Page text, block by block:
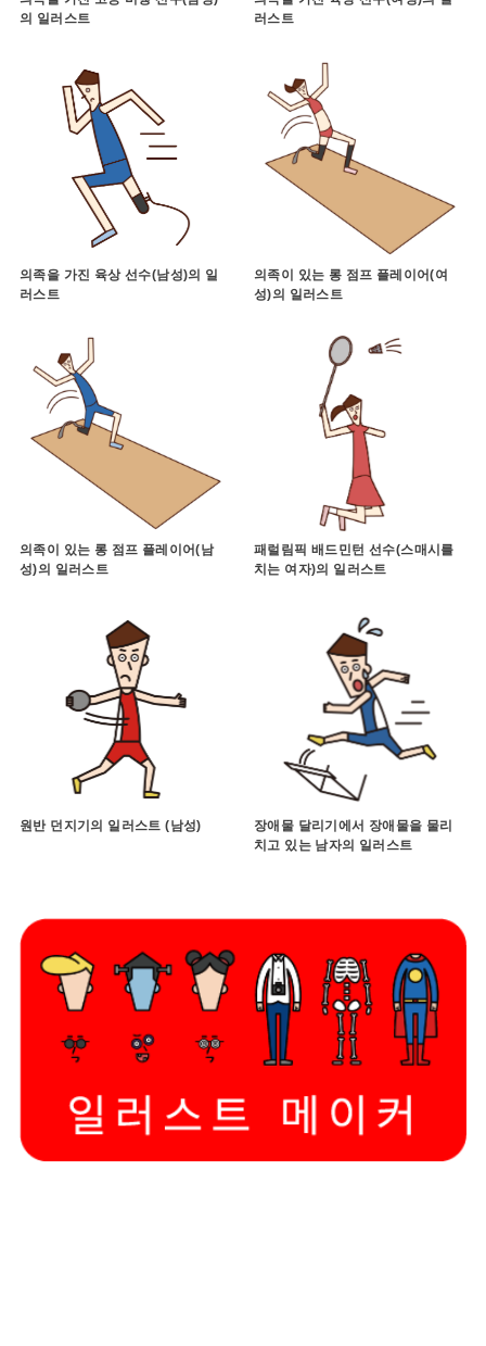
의 일러스트
러스트
의족을 가진 육상 선수(남성)의 일
러스트
의족이 있는 롱 점프 플레이어(여
성)의 일러스트
의족이 있는 롱 점프 플레이어(남
성)의 일러스트
패럴림픽 배드민턴 선수(스매시를
치는 여자)의 일러스트
원반 던지기의 일러스트 (남성)
장애물 달리기에서 장애물을 물리
치고 있는 남자의 일러스트